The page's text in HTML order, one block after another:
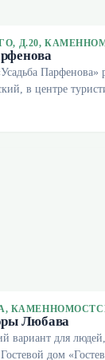
Д.20,
Парфенова»
в центре
На
Любава
вариант для
дом